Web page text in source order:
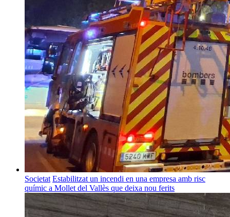
Societat Estabilitzat un incendi en una empresa amb risc
químic a Mollet del Vallès que deixa nou ferits